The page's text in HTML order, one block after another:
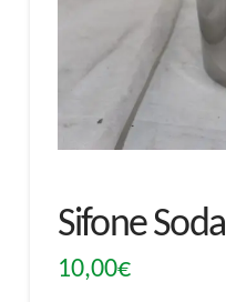
Sifone Soda
10,00€